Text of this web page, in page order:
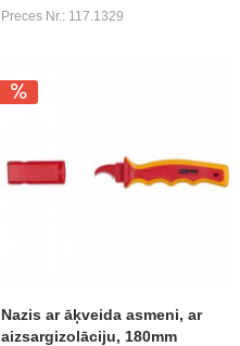
Preces Nr.: 117.1329
Nazis ar āķveida asmeni, ar
aizsargizolāciju, 180mm